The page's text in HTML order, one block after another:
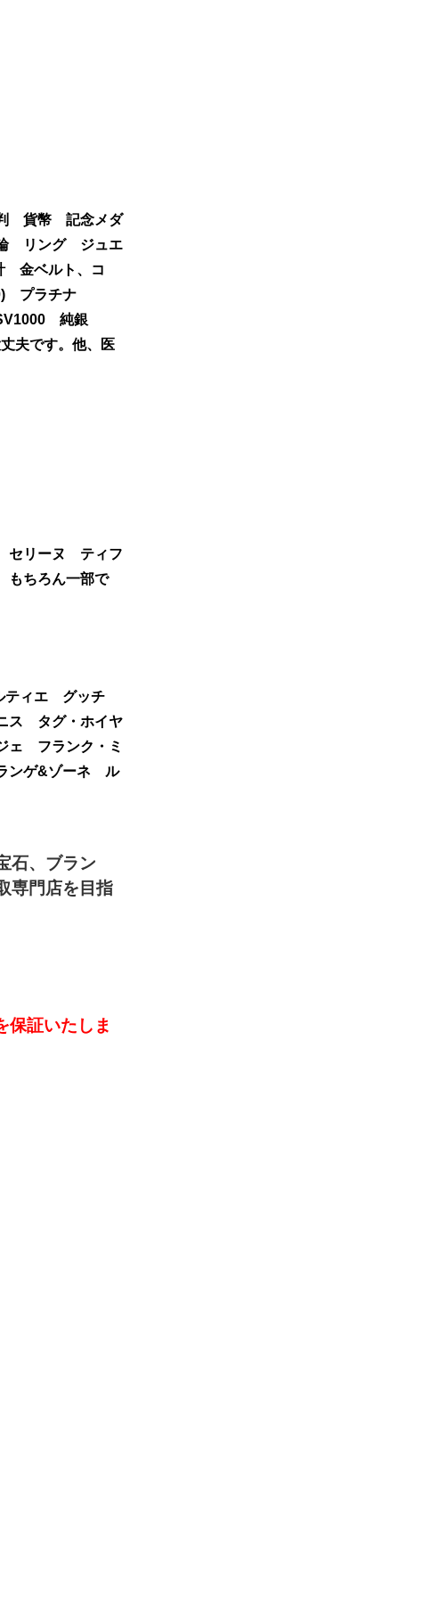
貨幣 記念メダ
リング ジュエ
金ベルト、コ
プラチナ
純銀
夫です。他、医
リーヌ ティフ
ちろん一部で
ティエ グッチ
ス タグ・ホイヤ
フランク・ミ
ンゲ&ゾーネ ル
石、ブラン
専門店を目指
保証いたしま